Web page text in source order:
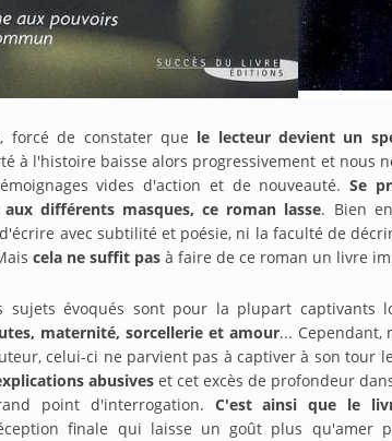
forcé de constater que le lecteur devient un
à l'histoire baisse alors progressivement et nous
vides d'action et de nouveauté.Se
aux différents masques, ce roman lasse. Bien
avec subtilité et poésie, ni la faculté de
cela ne suffit pas à faire de ce roman un livre
sujets évoqués sont pour la plupart captivants
maternité, sorcellerie et amour... Cependant,
celui-ci ne parvient pas à captiver à son tour le
abusives et cet excès de profondeur
point d'interrogation. C'est ainsi que le
finale qui laisse un goût plus qu'amer